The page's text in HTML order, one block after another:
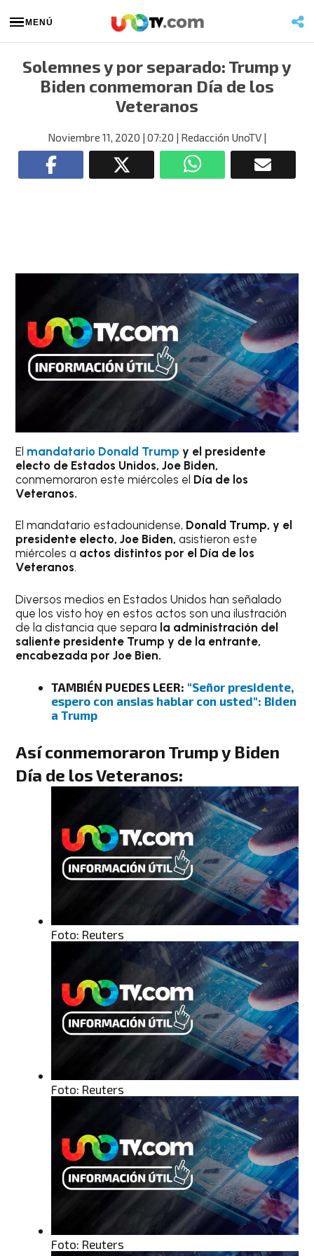
MENÚ
Solemnes y por separado: Trump y
Biden conmemoran Día de los
Veteranos
Noviembre 11, 2020 | 07:20 | Redacción UnoTV |
El mandatario Donald Trump y el presidente
electo de Estados Unidos, Joe Biden,
conmemoraron este miércoles el Día de los
Veteranos.
El mandatario estadounidense, Donald Trump, y el
presidente electo, Joe Biden, asistieron este
miércoles a actos distintos por el Día de los
Veteranos.
Diversos medios en Estados Unidos han señalado
que los visto hoy en estos actos son una ilustración
de la distancia que separa la administración del
saliente presidente Trump y de la entrante,
encabezada por Joe Bien.
TAMBIÉN PUEDES LEER: "Señor presidente,
espero con ansias hablar con usted": Biden
a Trump
Así conmemoraron Trump y Biden
Día de los Veteranos:
Foto: Reuters
Foto: Reuters
Foto: Reuters